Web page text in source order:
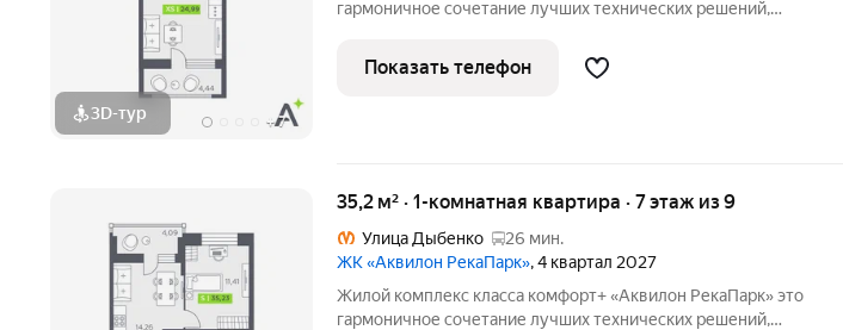
3D-тур +7
гармоничное сочетание лучших технических решений,
направленности. Мы разработали перспективный проект для тех,
кто ценит комфорт,
Показать телефон
35,2 м² · 1-комнатная квартира · 7 этаж из 9
Улица Дыбенко
26 мин.
ЖК «Аквилон РекаПарк», 4 квартал 2027
Жилой комплекс класса комфорт+ «Аквилон РекаПарк» это
гармоничное сочетание лучших технических решений,